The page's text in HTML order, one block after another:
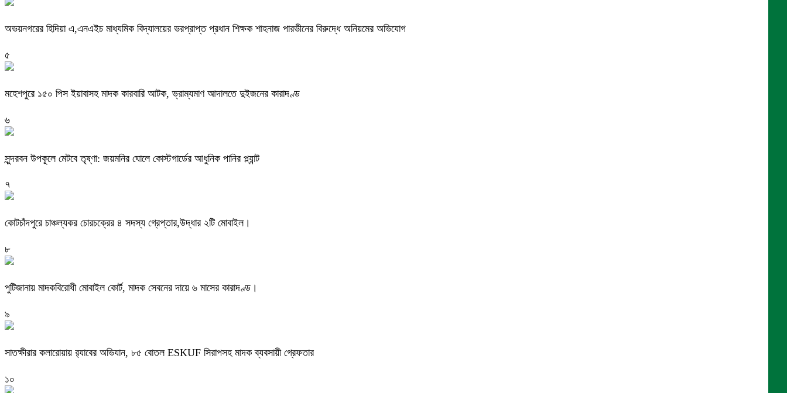
অভয়নগরের হিদিয়া এ,এনএইচ মাধ্যমিক বিদ্যালয়ের ভরপ্রাপ্ত প্রধান শিক্ষক শাহনাজ পারভীনের বিরুদ্ধে অনিয়মের অভিযোগ
৫
মহেশপুরে ১৫০ পিস ইয়াবাসহ মাদক কারবারি আটক, ভ্রাম্যমাণ আদালতে দুইজনের কারাদণ্ড
৬
সুন্দরবন উপকূলে মেটবে তৃষ্ণা: জয়মনির ঘোলে কোস্টগার্ডের আধুনিক পানির প্ল্যান্ট
৭
কোটচাঁদপুরে চাঞ্চল্যকর চোরচক্রের ৪ সদস্য গ্রেপ্তার,উদ্ধার ২টি মোবাইল।
৮
পুটিজানায় মাদকবিরোধী মোবাইল কোর্ট, মাদক সেবনের দায়ে ৬ মাসের কারাদণ্ড।
৯
সাতক্ষীরার কলারোয়ায় র‍্যাবের অভিযান, ৮৫ বোতল ESKUF সিরাপসহ মাদক ব্যবসায়ী গ্রেফতার
১০